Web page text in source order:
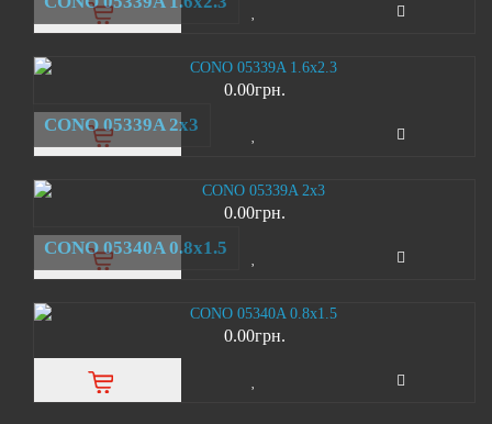
0.00грн.
CONO 05339A 2х3
0.00грн.
CONO 05340A 0.8x1.5
0.00грн.